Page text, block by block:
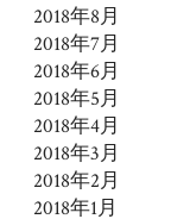
2018年8月
2018年7月
2018年6月
2018年5月
2018年4月
2018年3月
2018年2月
2018年1月